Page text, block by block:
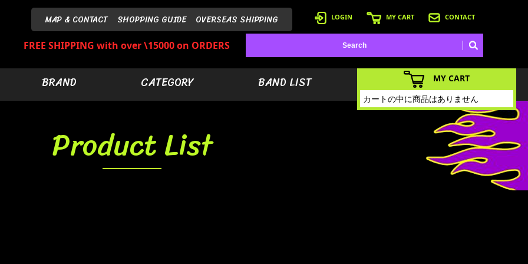
MAP & CONTACT SHOPPING GUIDE OVERSEAS SHIPPING LOGIN MY CART CONTACT
FREE SHIPPING with over \15000 on ORDERS
BRAND CATEGORY BAND LIST
Product List
MY CART
カートの中に商品はありません